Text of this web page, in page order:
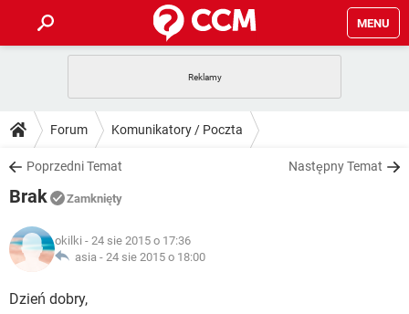
MENU
GRY WHATSAPP
SPOTIFY
INSTAGRAM
WINDOWS 10
PORADY
PlayStation TIKTOK
INSTAGRAM
DO POBRANIA
ANDROID
GRY
IOS
INSTAGRAM
FORUM
COVID-19
SPOTIFY
ARTYKUŁY
COVID-19
Forum Komunikatory / Poczta
Poprzedni Temat Następny Temat
Brak Zamknięty
okilki - 24 sie 2015 o 17:36
asia - 24 sie 2015 o 18:00
Dzień dobry,